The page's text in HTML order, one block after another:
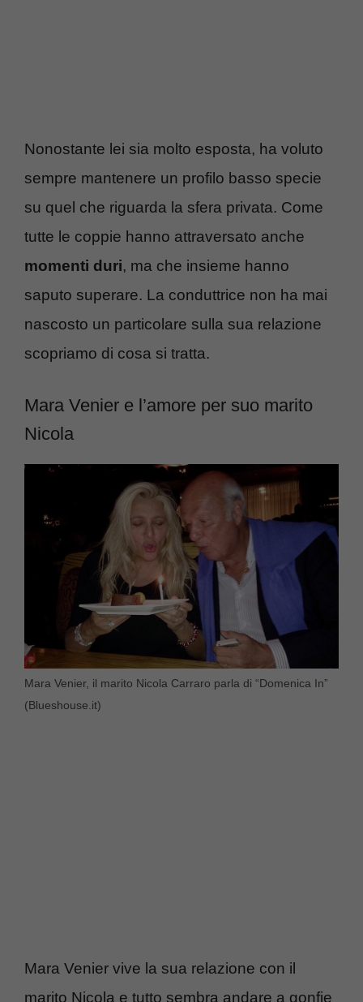
Nonostante lei sia molto esposta, ha voluto
sempre mantenere un profilo basso specie
su quel che riguarda la sfera privata. Come
tutte le coppie hanno attraversato anche
momenti duri, ma che insieme hanno
saputo superare. La conduttrice non ha mai
nascosto un particolare sulla sua relazione
scopriamo di cosa si tratta.
Mara Venier e l’amore per suo marito
Nicola
Mara Venier, il marito Nicola Carraro parla di “Domenica In”
(Blueshouse.it)
Mara Venier vive la sua relazione con il
marito Nicola e tutto sembra andare a gonfie